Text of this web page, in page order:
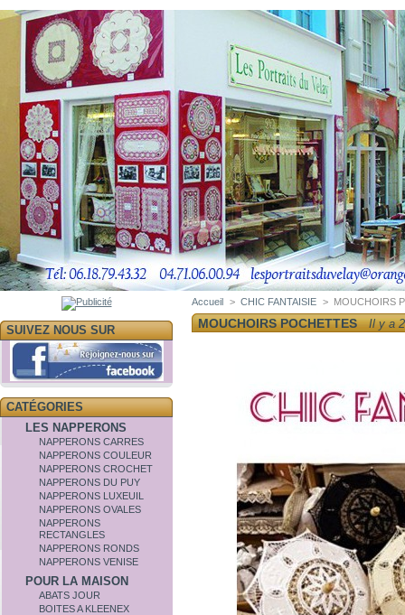
SUIVEZ NOUS SUR
CATÉGORIES
LES NAPPERONS
NAPPERONS CARRES
NAPPERONS COULEUR
NAPPERONS CROCHET
NAPPERONS DU PUY
NAPPERONS LUXEUIL
NAPPERONS OVALES
NAPPERONS
RECTANGLES
NAPPERONS RONDS
NAPPERONS VENISE
POUR LA MAISON
ABATS JOUR
BOITES A KLEENEX
Accueil > CHIC FANTAISIE > MOUCHOIRS
MOUCHOIRS POCHETTES Il y a